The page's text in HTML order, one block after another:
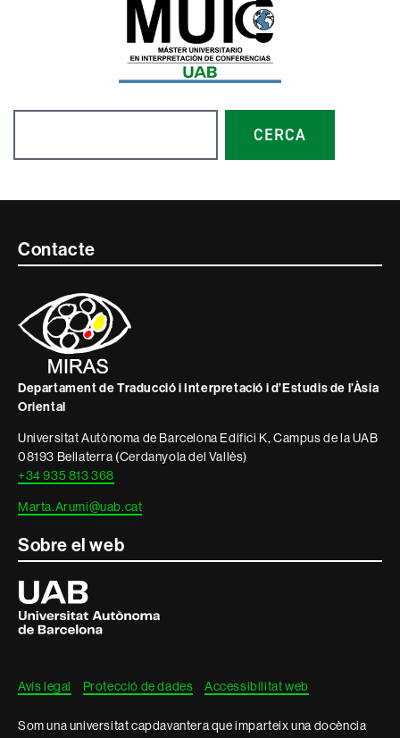
CERCA
Contacte
informació
legal
Contacte
Departament de Traducció i Interpretació i d’Estudis de l’Àsia
Oriental
Universitat Autònoma de Barcelona Edifici K, Campus de la UAB
08193 Bellaterra (Cerdanyola del Vallès)
+34 935 813 368
Marta.Arumi@uab.cat
Sobre el web
Universitat
Autònoma
de
Barcelona
Avís legal Protecció de dades Accessibilitat web
Som una universitat capdavantera que imparteix una docència